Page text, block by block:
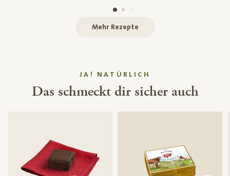
Mehr Rezepte
JA! NATÜRLICH
Das schmeckt dir sicher auch